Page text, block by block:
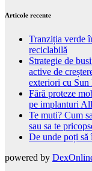
Articole recente
Tranziția verde
reciclabilă
Strategie de
active de
exteriori cu Sun
Fără proteze
pe implanturi
Te muti? Cum
sau sa te
De unde poți să
powered by